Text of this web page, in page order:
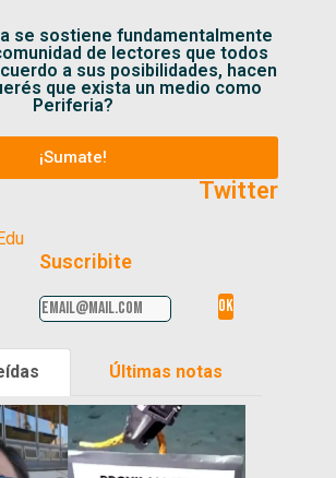
se sostiene fundamentalmente
de lectores que todos
a sus posibilidades, hacen
que exista un medio como
Periferia?
¡Sumate!
Twitter
Suscribite
Últimas notas